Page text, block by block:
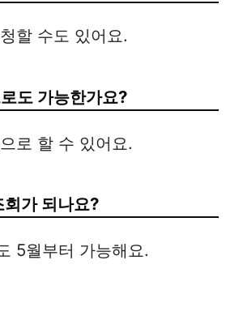
할 수도 있어요.
도 가능한가요?
로 할 수 있어요.
회가 되나요?
5월부터 가능해요.